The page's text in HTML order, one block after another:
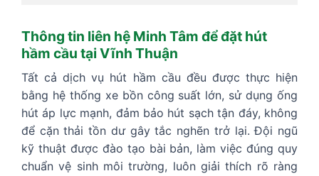
Thông tin liên hệ Minh Tâm để đặt hút
hầm cầu tại Vĩnh Thuận
Tất cả dịch vụ hút hầm cầu đều được thực hiện
bằng hệ thống xe bồn công suất lớn, sử dụng ống
hút áp lực mạnh, đảm bảo hút sạch tận đáy, không
để cặn thải tồn dư gây tắc nghẽn trở lại. Đội ngũ
kỹ thuật được đào tạo bài bản, làm việc đúng quy
chuẩn vệ sinh môi trường, luôn giải thích rõ ràng